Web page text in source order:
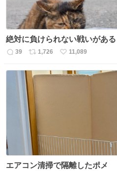
絶対に負けられない戦いがある
返
39
リ
ス
ト
数
1,726
い
ね
11,089
エアコン清掃で隔離したポメ